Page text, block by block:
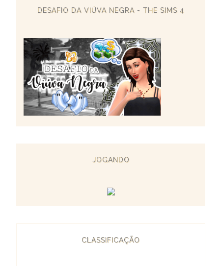
DESAFIO DA VIÚVA NEGRA - THE SIMS 4
JOGANDO
CLASSIFICAÇÃO